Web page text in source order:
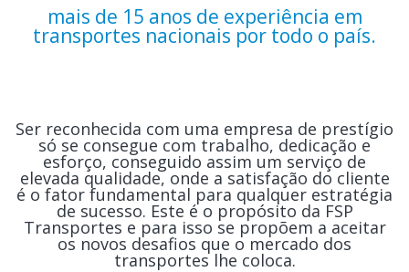
mais de 15 anos de experiência em
transportes nacionais por todo o país.
Ser reconhecida com uma empresa de prestígio
só se consegue com trabalho, dedicação e
esforço, conseguido assim um serviço de
elevada qualidade, onde a satisfação do cliente
é o fator fundamental para qualquer estratégia
de sucesso. Este é o propósito da FSP
Transportes e para isso se propõem a aceitar
os novos desafios que o mercado dos
transportes lhe coloca.